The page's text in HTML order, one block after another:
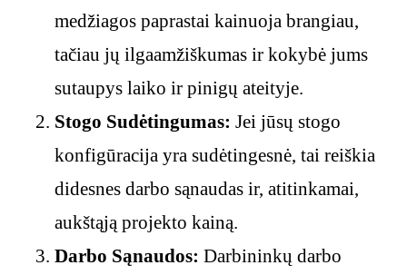
medžiagos paprastai kainuoja brangiau,
tačiau jų ilgaamžiškumas ir kokybė jums
sutaupys laiko ir pinigų ateityje.
Stogo Sudėtingumas: Jei jūsų stogo
konfigūracija yra sudėtingesnė, tai reiškia
didesnes darbo sąnaudas ir, atitinkamai,
aukštąją projekto kainą.
Darbo Sąnaudos: Darbininkų darbo